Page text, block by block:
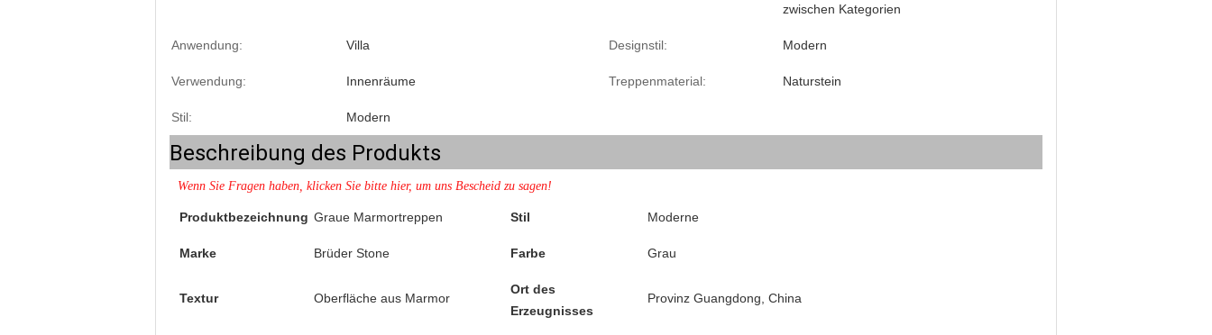
zwischen Kategorien
Anwendung: Villa Designstil: Modern
Verwendung: Innenräume Treppenmaterial: Naturstein
Stil: Modern
Beschreibung des Produkts
Wenn Sie Fragen haben, klicken Sie bitte hier, um uns Bescheid zu sagen!
Produktbezeichnung Graue Marmortreppen Stil Moderne
Marke Brüder Stone Farbe Grau
Textur Oberfläche aus Marmor
Ort des
Erzeugnisses
Provinz Guangdong, China